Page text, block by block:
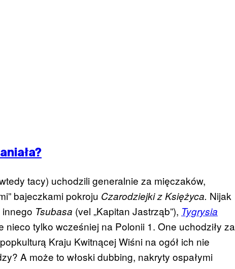
tacy) uchodzili generalnie za mięczaków,
bajeczkami pokroju Czarodziejki z Księżyca. Nijak
Tsubasa (vel „Kapitan Jastrząb”), Tygrysia
nieco tylko wcześniej na Polonii 1. One uchodziły za
Kraju Kwitnącej Wiśni na ogół ich nie
A może to włoski dubbing, nakryty ospałymi